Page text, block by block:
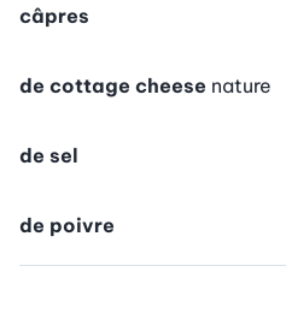
câpres
de cottage cheese nature
de sel
de poivre